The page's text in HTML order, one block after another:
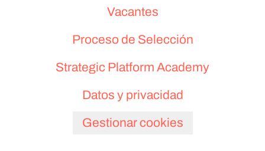
Vacantes
Proceso de Selección
Strategic Platform Academy
Datos y privacidad
Gestionar cookies